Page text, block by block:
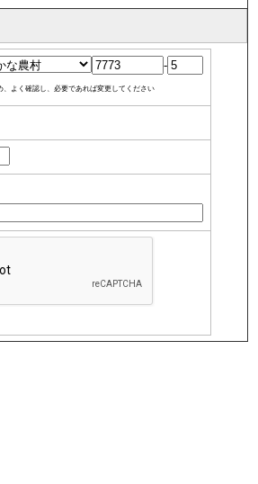
-
よく確認し、必要であれば変更してください